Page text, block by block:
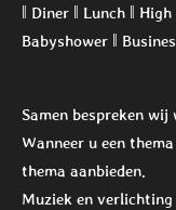
‖ Diner ‖ Lunch ‖
Babyshower ‖
Samen bespreken
Wanneer u een
thema aanbieden.
Muziek en